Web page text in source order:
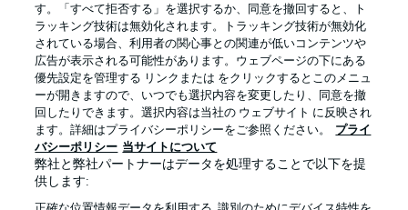
プライバシー・ポリシー 優先設定を管理する
利用条件 放送局
求人 選手
当サイトについて
す。「すべて拒否する」を選択するか、同意を撤回すると、ト
ラッキング技術は無効化されます。トラッキング技術が無効化
されている場合、利用者の関心事との関連が低いコンテンツや
広告が表示される可能性があります。ウェブページの下にある
優先設定を管理する リンクまたは をクリックするとこのメニュ
ーが開きますので、いつでも選択内容を変更したり、同意を撤
回したりできます。選択内容は当社の ウェブサイト に反映され
ます。詳細はプライバシーポリシーをご参照ください。
プライ
バシーポリシー 当サイトについて
弊社と弊社パートナーはデータを処理することで以下を提
供します: